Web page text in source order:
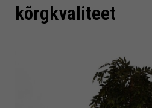
kõrgkvaliteet